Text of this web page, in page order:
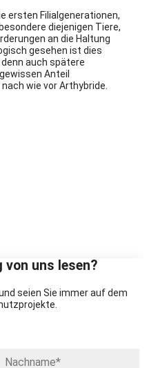
ersten Filialgenerationen,
diejenigen Tiere,
an die Haltung
gesehen ist dies
auch spätere
Anteil
wie vor Arthybride.
von uns lesen?
seien Sie immer auf dem